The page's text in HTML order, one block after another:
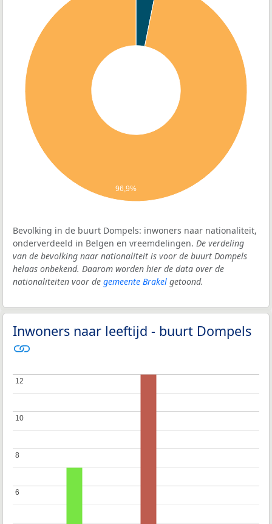
96,9%
Bevolking in de buurt Dompels: inwoners naar nationaliteit,
onderverdeeld in Belgen en vreemdelingen. De verdeling
van de bevolking naar nationaliteit is voor de buurt Dompels
helaas onbekend. Daarom worden hier de data over de
nationaliteiten voor de gemeente Brakel getoond.
Inwoners naar leeftijd - buurt Dompels
6
6
8
8
10
10
12
12